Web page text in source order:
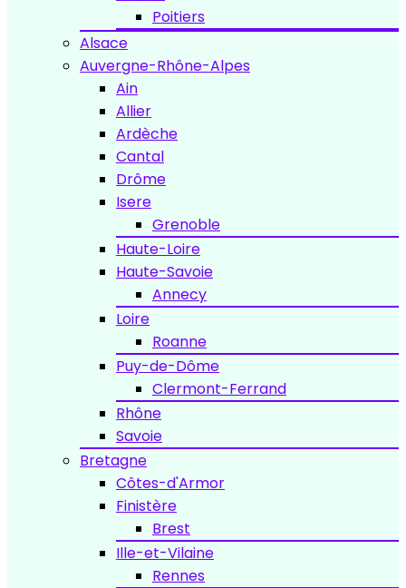
Poitiers
Alsace
Auvergne-Rhône-Alpes
Ain
Allier
Ardèche
Cantal
Drôme
Isere
Grenoble
Haute-Loire
Haute-Savoie
Annecy
Loire
Roanne
Puy-de-Dôme
Clermont-Ferrand
Rhône
Savoie
Bretagne
Côtes-d'Armor
Finistère
Brest
Ille-et-Vilaine
Rennes